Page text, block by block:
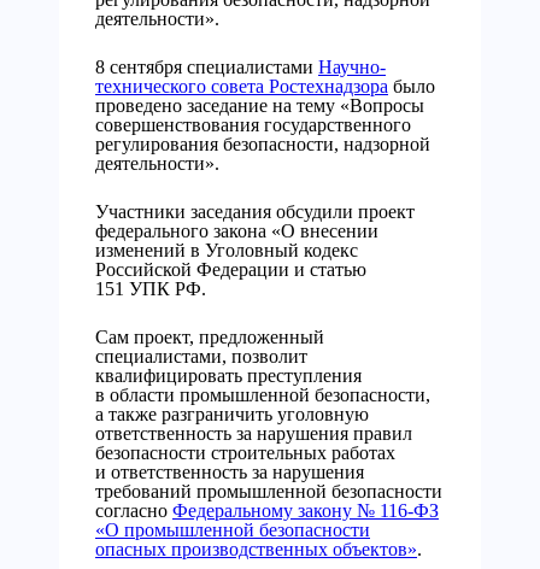
деятельности».
8 сентября специалистами Научно-
технического совета Ростехнадзора было
проведено заседание на тему «Вопросы
совершенствования государственного
регулирования безопасности, надзорной
деятельности».
Участники заседания обсудили проект
федерального закона «О внесении
изменений в Уголовный кодекс
Российской Федерации и статью
151 УПК РФ.
Сам проект, предложенный
специалистами, позволит
квалифицировать преступления
в области промышленной безопасности,
а также разграничить уголовную
ответственность за нарушения правил
безопасности строительных работах
и ответственность за нарушения
требований промышленной безопасности
согласно Федеральному закону № 116-ФЗ
«О промышленной безопасности
опасных производственных объектов».